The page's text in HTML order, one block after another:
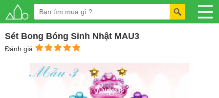
Sét Bong Bóng Sinh Nhật MAU3
Đánh giá